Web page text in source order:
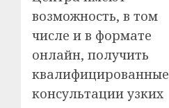
возможность, в том
числе и в формате
онлайн, получить
квалифицированные
консультации узких